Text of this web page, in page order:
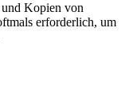
Kopien von
erforderlich, um